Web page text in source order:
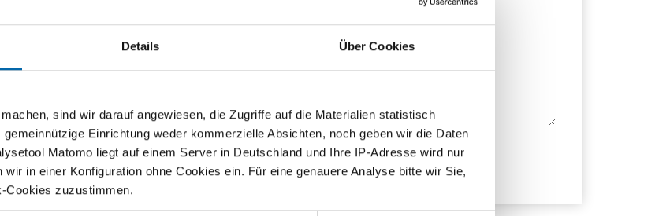
Details Über Cookies
sind wir darauf angewiesen, die Zugriffe auf die Materialien statistisch
Einrichtung weder kommerzielle Absichten, noch geben wir die Daten
Matomo liegt auf einem Server in Deutschland und Ihre IP-Adresse wird nur
in einer Konfiguration ohne Cookies ein. Für eine genauere Analyse bitte wir Sie,
Cookies zuzustimmen.